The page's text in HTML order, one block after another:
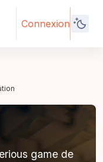
Connexion
game de